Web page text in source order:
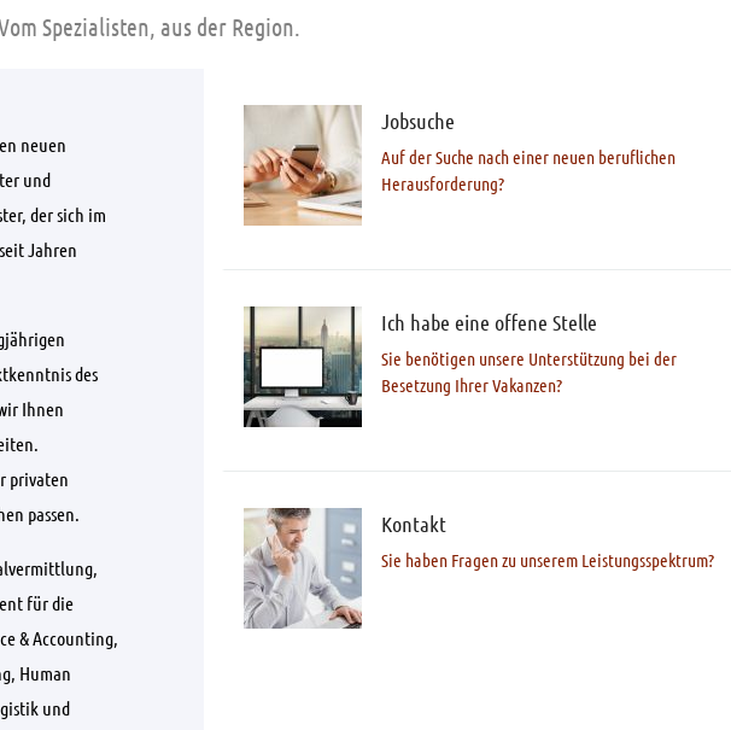
Spezialisten, aus der Region.
neuen
und
der sich im
Jahren
des
Ihnen
privaten
passen.
für die
& Accounting,
Human
und
Jobsuche
Auf der Suche nach einer neuen beruflichen
Herausforderung?
Ich habe eine offene Stelle
Sie benötigen unsere Unterstützung bei der
Besetzung Ihrer Vakanzen?
Kontakt
Sie haben Fragen zu unserem Leistungsspektrum?